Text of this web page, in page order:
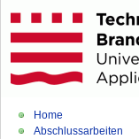
Home
Abschlussarbeiten